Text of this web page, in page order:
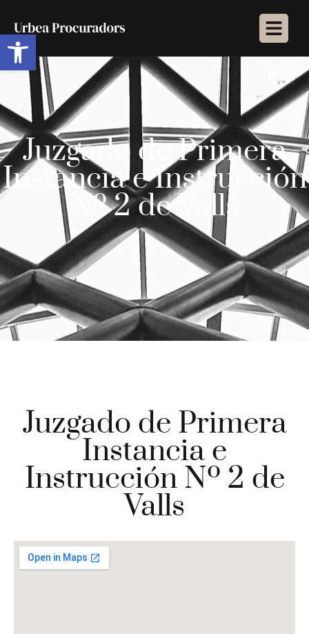
Abrir barra de herramientas
Juzgado de Primera
Instancia e Instrucción
Nº 2 de Valls
Juzgado de Primera
Instancia e
Instrucción Nº 2 de
Valls